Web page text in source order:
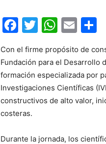
Facebook
Twitter
Con el firme propósito de
Fundación para el Desarrollo
formación especializada por
Investigaciones Científicas
constructivos de alto valor,
costeras.
Durante la jornada, los